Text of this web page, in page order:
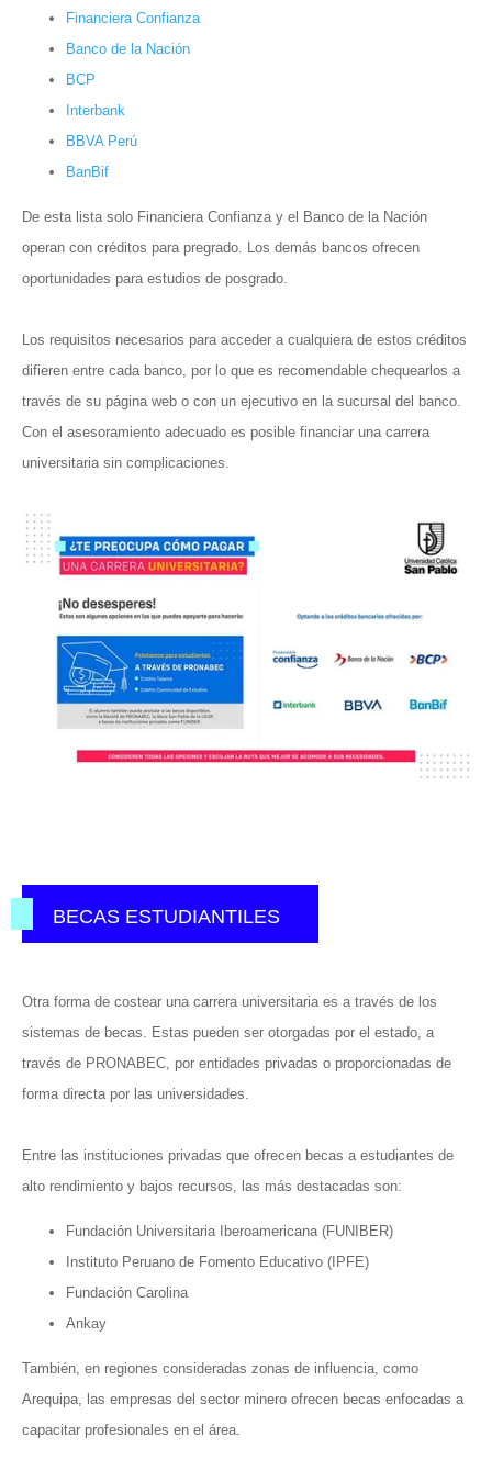
Financiera Confianza
Banco de la Nación
BCP
Interbank
BBVA Perú
BanBif
De esta lista solo Financiera Confianza y el Banco de la Nación
operan con créditos para pregrado. Los demás bancos ofrecen
oportunidades para estudios de posgrado.
Los requisitos necesarios para acceder a cualquiera de estos créditos
difieren entre cada banco, por lo que es recomendable chequearlos a
través de su página web o con un ejecutivo en la sucursal del banco.
Con el asesoramiento adecuado es posible financiar una carrera
universitaria sin complicaciones.
BECAS ESTUDIANTILES
Otra forma de costear una carrera universitaria es a través de los
sistemas de becas. Estas pueden ser otorgadas por el estado, a
través de PRONABEC, por entidades privadas o proporcionadas de
forma directa por las universidades.
Entre las instituciones privadas que ofrecen becas a estudiantes de
alto rendimiento y bajos recursos, las más destacadas son:
Fundación Universitaria Iberoamericana (FUNIBER)
Instituto Peruano de Fomento Educativo (IPFE)
Fundación Carolina
Ankay
También, en regiones consideradas zonas de influencia, como
Arequipa, las empresas del sector minero ofrecen becas enfocadas a
capacitar profesionales en el área.